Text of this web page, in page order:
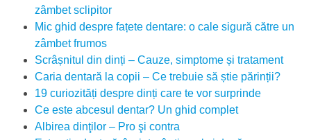
zâmbet sclipitor
Mic ghid despre fațete dentare: o cale sigură către un
zâmbet frumos
Scrâșnitul din dinți – Cauze, simptome și tratament
Caria dentară la copii – Ce trebuie să știe părinții?
19 curiozități despre dinți care te vor surprinde
Ce este abcesul dentar? Un ghid complet
Albirea dinţilor – Pro şi contra